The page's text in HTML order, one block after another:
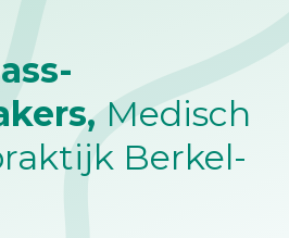
Medisch
Berkel-